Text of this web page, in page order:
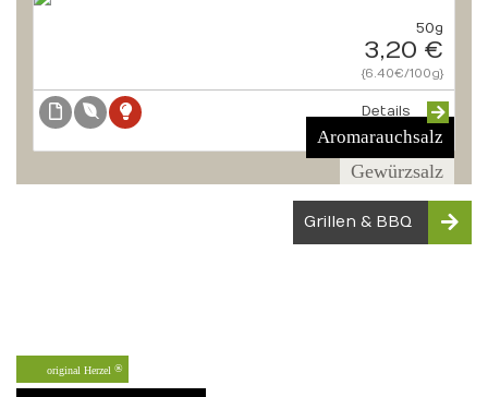
Aromarauchsalz
Gewürzsalz
50g
3,20 €
{6.40€/100g}
Details
Grillen & BBQ
original Herzel